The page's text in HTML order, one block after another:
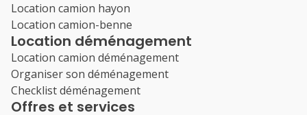
Location camion hayon
Location camion-benne
Location déménagement
Location camion déménagement
Organiser son déménagement
Checklist déménagement
Offres et services